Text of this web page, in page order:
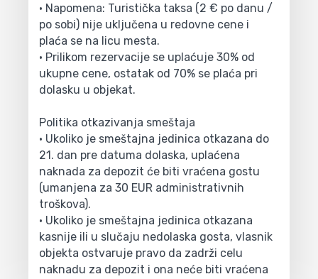
• Napomena: Turistička taksa (2 € po danu /
po sobi) nije uključena u redovne cene i
plaća se na licu mesta.
• Prilikom rezervacije se uplaćuje 30% od
ukupne cene, ostatak od 70% se plaća pri
dolasku u objekat.
Politika otkazivanja smeštaja
• Ukoliko je smeštajna jedinica otkazana do
21. dan pre datuma dolaska, uplaćena
naknada za depozit će biti vraćena gostu
(umanjena za 30 EUR administrativnih
troškova).
• Ukoliko je smeštajna jedinica otkazana
kasnije ili u slučaju nedolaska gosta, vlasnik
objekta ostvaruje pravo da zadrži celu
naknadu za depozit i ona neće biti vraćena